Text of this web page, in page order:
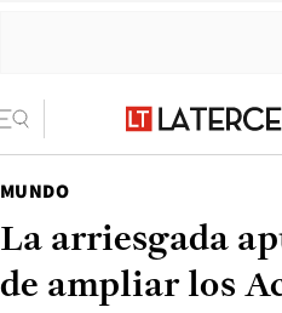
MUNDO
La arriesgada
de ampliar los